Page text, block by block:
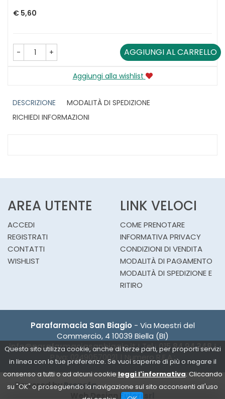
Questo sito utilizza cookie, anche di terze parti, per proporti servizi
in linea con le tue preferenze. Se vuoi saperne di più o negare il
consenso a tutti o ad alcuni cookie leggi l'informativa. Cliccando
su "OK" o proseguendo la navigazione sul sito acconsenti all'uso
€ 5,60
- + AGGIUNGI AL CARRELLO
Aggiungi alla wishlist
DESCRIZIONE
MODALITÀ DI SPEDIZIONE
RICHIEDI INFORMAZIONI
AREA UTENTE
ACCEDI
REGISTRATI
CONTATTI
WISHLIST
LINK VELOCI
COME PRENOTARE
INFORMATIVA PRIVACY
CONDIZIONI DI VENDITA
MODALITÀ DI PAGAMENTO
MODALITÀ DI SPEDIZIONE E
RITIRO
Parafarmacia San Biagio - Via Maestri del
Commercio, 4 10039 Biella (BI)
info@parafarmaciasanbiagio.it|Tel.: 015.84.94.348|
P.Iva: 02490570021 | Numero R.E.A.:
Powered byPrenofa
Web Design Fulcri srl